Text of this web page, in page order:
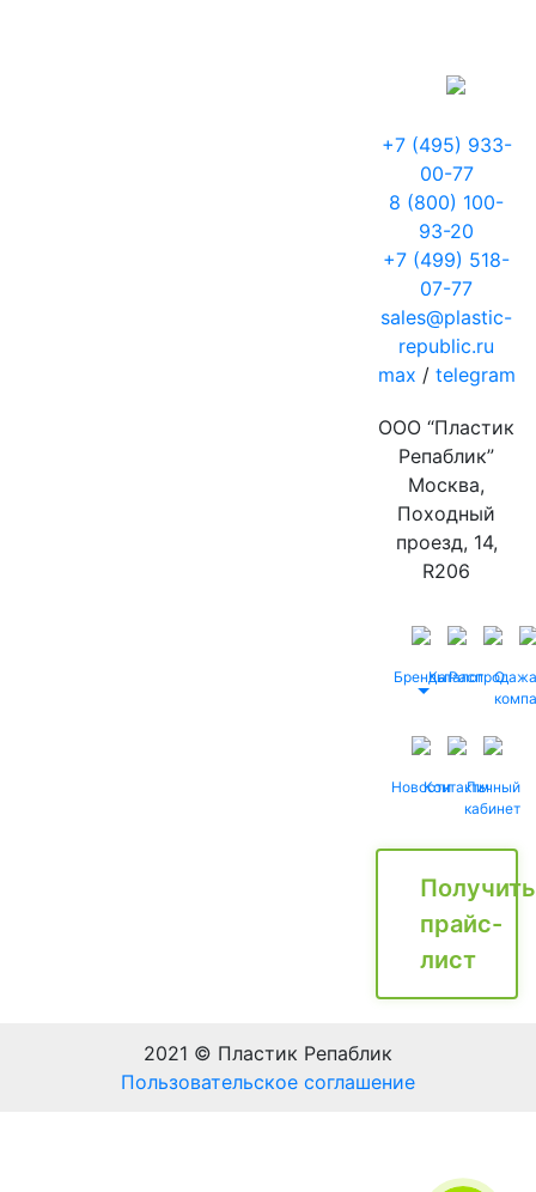
+7 (495) 933-
00-77
8 (800) 100-
93-20
+7 (499) 518-
07-77
sales@plastic-
republic.ru
max / telegram
ООО “Пластик
Репаблик”
Москва,
Походный
проезд, 14,
R206
БрендыКаталог
Распродажа
О
НовостиКонтактыЛичный
кабинет
Получить
прайс-
лист
2021 © Пластик Репаблик
Пользовательское соглашение